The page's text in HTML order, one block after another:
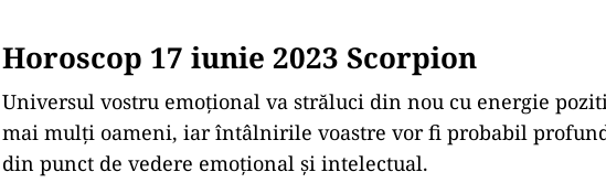
Horoscop 17 iunie 2023 Scorpion
Universul vostru emoțional va străluci din nou cu energie
mai mulți oameni, iar întâlnirile voastre vor fi probabil
din punct de vedere emoțional și intelectual.